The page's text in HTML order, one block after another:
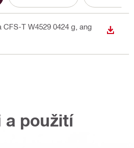
CFS-T W4529 0424 g , ang
a použití